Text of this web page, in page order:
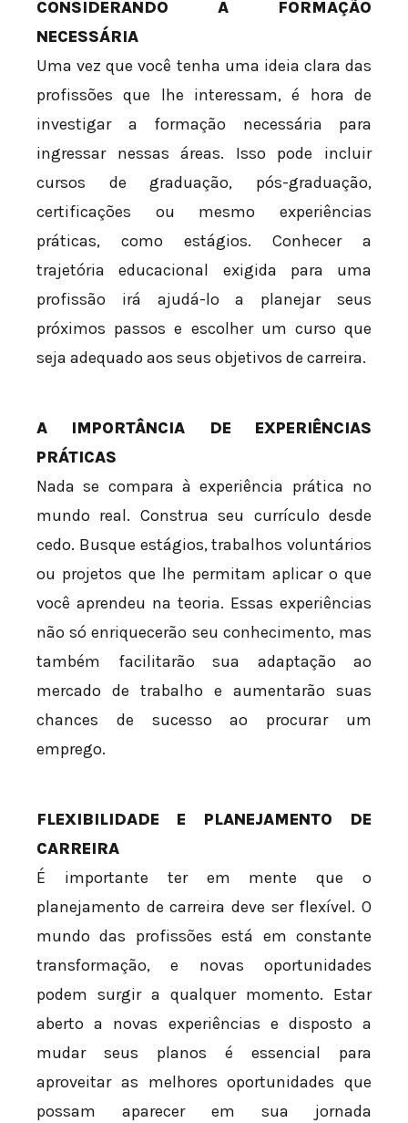
CONSIDERANDO A FORMAÇÃO
NECESSÁRIA
Uma vez que você tenha uma ideia clara das
profissões que lhe interessam, é hora de
investigar a formação necessária para
ingressar nessas áreas. Isso pode incluir
cursos de graduação, pós-graduação,
certificações ou mesmo experiências
práticas, como estágios. Conhecer a
trajetória educacional exigida para uma
profissão irá ajudá-lo a planejar seus
próximos passos e escolher um curso que
seja adequado aos seus objetivos de carreira.
A IMPORTÂNCIA DE EXPERIÊNCIAS
PRÁTICAS
Nada se compara à experiência prática no
mundo real. Construa seu currículo desde
cedo. Busque estágios, trabalhos voluntários
ou projetos que lhe permitam aplicar o que
você aprendeu na teoria. Essas experiências
não só enriquecerão seu conhecimento, mas
também facilitarão sua adaptação ao
mercado de trabalho e aumentarão suas
chances de sucesso ao procurar um
emprego.
FLEXIBILIDADE E PLANEJAMENTO DE
CARREIRA
É importante ter em mente que o
planejamento de carreira deve ser flexível. O
mundo das profissões está em constante
transformação, e novas oportunidades
podem surgir a qualquer momento. Estar
aberto a novas experiências e disposto a
mudar seus planos é essencial para
aproveitar as melhores oportunidades que
possam aparecer em sua jornada